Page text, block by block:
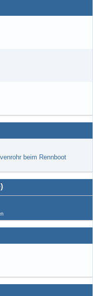
beim Rennboot